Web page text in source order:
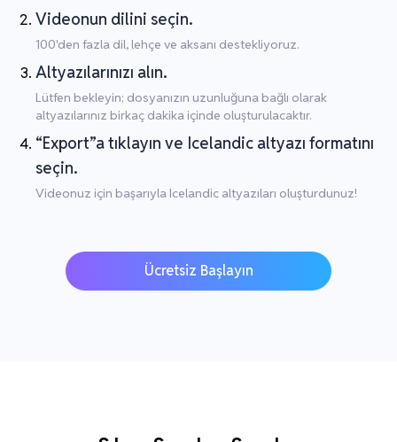
Videonun dilini seçin.
100'den fazla dil, lehçe ve aksanı destekliyoruz.
Altyazılarınızı alın.
Lütfen bekleyin; dosyanızın uzunluğuna bağlı olarak
altyazılarınız birkaç dakika içinde oluşturulacaktır.
“Export”a tıklayın ve Icelandic altyazı formatını
seçin.
Videonuz için başarıyla Icelandic altyazıları oluşturdunuz!
Ücretsiz Başlayın